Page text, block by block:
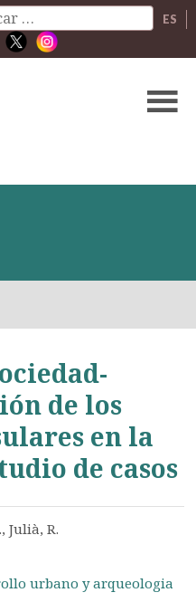
ES
de los
en la
de casos
Julià, R.
urbano y arqueologia